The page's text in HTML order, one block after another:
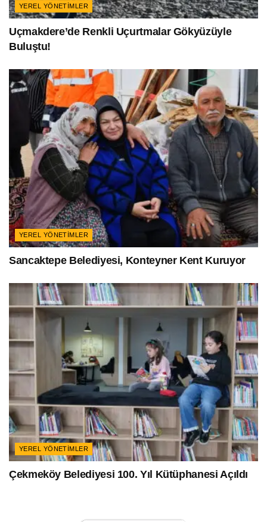
YEREL YÖNETIMLER
Uçmakdere’de Renkli Uçurtmalar Gökyüzüyle
Buluştu!
YEREL YÖNETIMLER
Sancaktepe Belediyesi, Konteyner Kent Kuruyor
YEREL YÖNETIMLER
Çekmeköy Belediyesi 100. Yıl Kütüphanesi Açıldı